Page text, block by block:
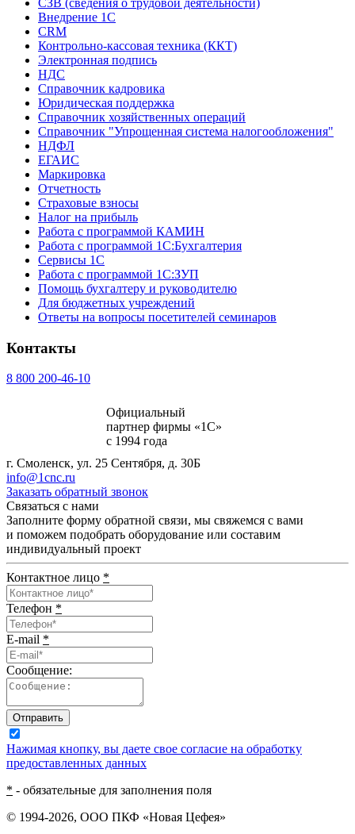
Внедрение 1С
CRM
Контрольно-кассовая техника (ККТ)
Электронная подпись
НДС
Справочник кадровика
Юридическая поддержка
Справочник хозяйственных операций
Справочник "Упрощенная система налогообложения"
НДФЛ
ЕГАИС
Маркировка
Отчетность
Страховые взносы
Налог на прибыль
Работа с программой КАМИН
Работа с программой 1С:Бухгалтерия
Сервисы 1С
Работа с программой 1С:ЗУП
Помощь бухгалтеру и руководителю
Для бюджетных учреждений
Ответы на вопросы посетителей семинаров
Контакты
8 800 200-46-10
Официальный
партнер фирмы «1С»
с 1994 года
г. Смоленск, ул. 25 Сентября, д. 30Б
info@1cnc.ru
Заказать обратный звонок
Связаться с нами
Заполните форму обратной связи, мы свяжемся с вами
и поможем подобрать оборудование или составим
индивидуальный проект
Контактное лицо *
Телефон *
E-mail *
Сообщение:
Отправить
Нажимая кнопку, вы даете свое согласие на обработку
предоставленных данных
* - обязательные для заполнения поля
© 1994-2026, ООО ПКФ «Новая Цефея»